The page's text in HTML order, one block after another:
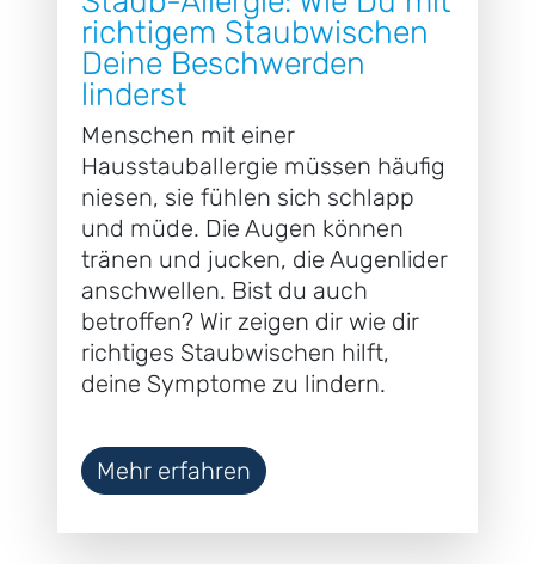
richtigem Staubwischen
Deine Beschwerden
linderst
Menschen mit einer
Hausstauballergie müssen häufig
niesen, sie fühlen sich schlapp
und müde. Die Augen können
tränen und jucken, die Augenlider
anschwellen. Bist du auch
betroffen? Wir zeigen dir wie dir
richtiges Staubwischen hilft,
deine Symptome zu lindern.
Mehr erfahren